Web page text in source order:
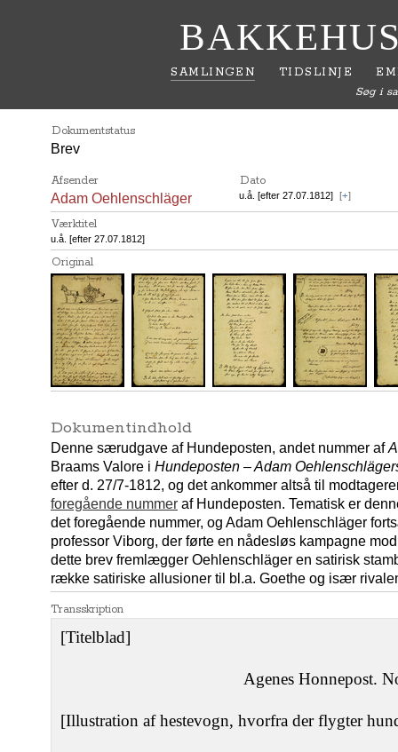
SAMLINGEN TIDSLINJE
Søg i
Dokumentstatus
Brev
Afsender Dato
Adam Oehlenschläger u.å. [efter 27.07.1812] [+]
Værktitel
u.å. [efter 27.07.1812]
Original
Dokumentindhold
Denne særudgave af Hundeposten, andet nummer af
Braams Valore i Hundeposten – Adam
efter d. 27/7-1812, og det ankommer altså til
foregående nummer af Hundeposten. Tematisk er
det foregående nummer, og Adam Oehlenschläger
professor Viborg, der førte en nådesløs kampagne
dette brev fremlægger Oehlenschläger en satirisk
række satiriske allusioner til bl.a. Goethe og især
Transskription
[Titelblad]
Agenes Honnepost.
[Illustration af hestevogn, hvorfra der flygter